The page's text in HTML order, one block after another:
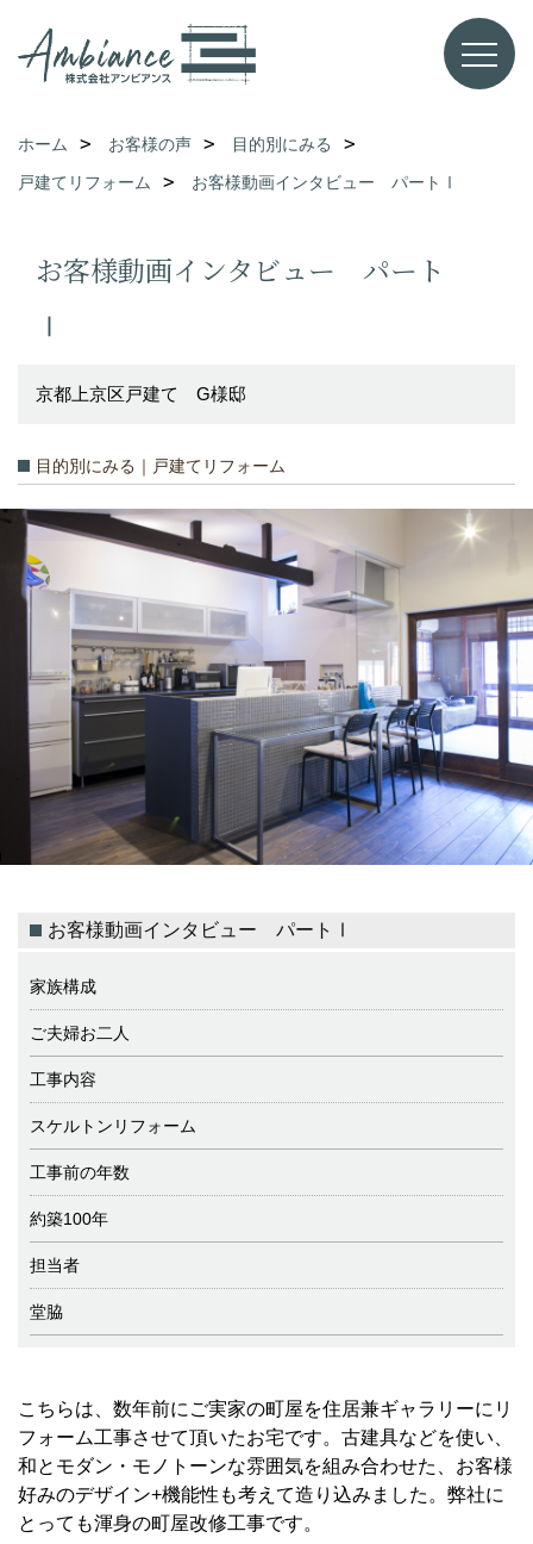
ホーム お客様の声
目的別にみる
戸建てリフォーム
お客様動画インタビュー パートⅠ
お客様動画インタビュー パート
Ⅰ
京都上京区戸建て G様邸
目的別にみる｜戸建てリフォーム
お客様動画インタビュー パートⅠ
家族構成
ご夫婦お二人
工事内容
スケルトンリフォーム
工事前の年数
約築100年
担当者
堂脇
こちらは、数年前にご実家の町屋を住居兼ギャラリーにリ
フォーム工事させて頂いたお宅です。古建具などを使い、
和とモダン・モノトーンな雰囲気を組み合わせた、お客様
好みのデザイン+機能性も考えて造り込みました。弊社に
とっても渾身の町屋改修工事です。